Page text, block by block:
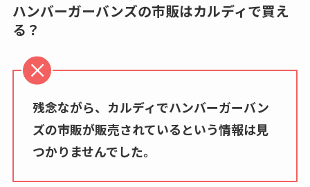
ハンバーガーバンズの市販はカルディで買え
る？
残念ながら、カルディでハンバーガーバン
ズの市販が販売されているという情報は見
つかりませんでした。